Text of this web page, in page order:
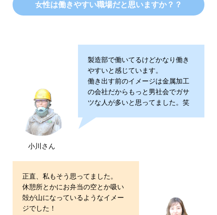
女性は働きやすい職場だと思いますか？？
製造部で働いてるけどかなり働き
やすいと感じています。
働き出す前のイメージは金属加工
の会社だからもっと男社会でガサ
ツな人が多いと思ってました。笑
小川さん
正直、私もそう思ってました。
休憩所とかにお弁当の空とか吸い
殻が山になっているようなイメー
ジでした！